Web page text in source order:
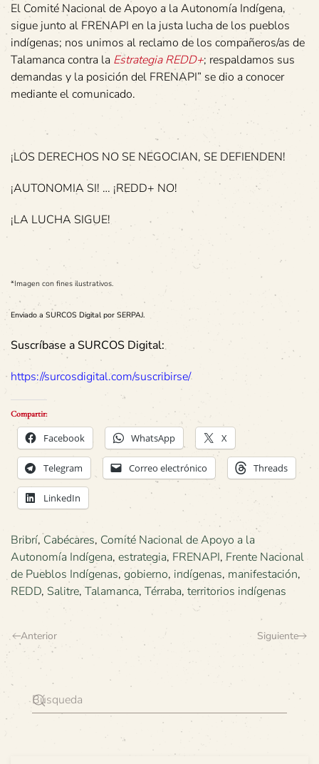
El Comité Nacional de Apoyo a la Autonomía Indígena,
sigue junto al FRENAPI en la justa lucha de los pueblos
indígenas; nos unimos al reclamo de los compañeros/as de
Talamanca contra la Estrategia REDD+; respaldamos sus
demandas y la posición del FRENAPI” se dio a conocer
mediante el comunicado.
¡LOS DERECHOS NO SE NEGOCIAN, SE DEFIENDEN!
¡AUTONOMIA SI! … ¡REDD+ NO!
¡LA LUCHA SIGUE!
*Imagen con fines ilustrativos.
Enviado a SURCOS Digital por SERPAJ.
Suscríbase a SURCOS Digital:
https://surcosdigital.com/suscribirse/
Compartir:
Facebook WhatsApp X
Telegram Correo electrónico Threads
LinkedIn
Bribrí, Cabécares, Comité Nacional de Apoyo a la
Autonomía Indígena, estrategia, FRENAPI,Frente Nacional
de Pueblos Indígenas, gobierno, indígenas, manifestación,
REDD, Salitre, Talamanca, Térraba, territorios indígenas
Anterior Siguiente